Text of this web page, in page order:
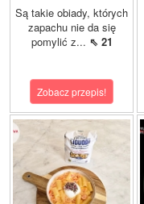
Są takie obiady, których
zapachu nie da się
pomylić z... ⇖ 21
Zobacz przepis!